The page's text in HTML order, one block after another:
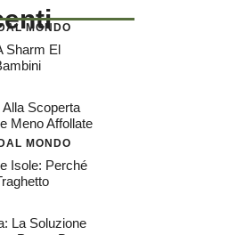
MONDO
Sharm El
Alla Scoperta
Meno Affollate
MONDO
Isole: Perché
La Soluzione